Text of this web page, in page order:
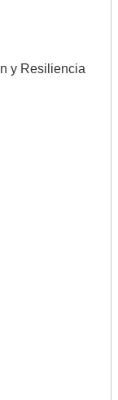
y Resiliencia